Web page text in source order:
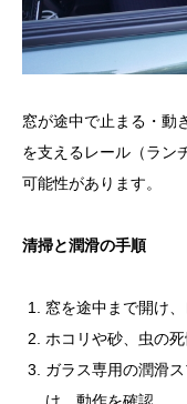
窓が途中で止まる・動
を支えるレール（ラン
可能性があります。
清掃と潤滑の手順
窓を途中まで開け
ホコリや砂、虫の
ガラス専用の潤滑